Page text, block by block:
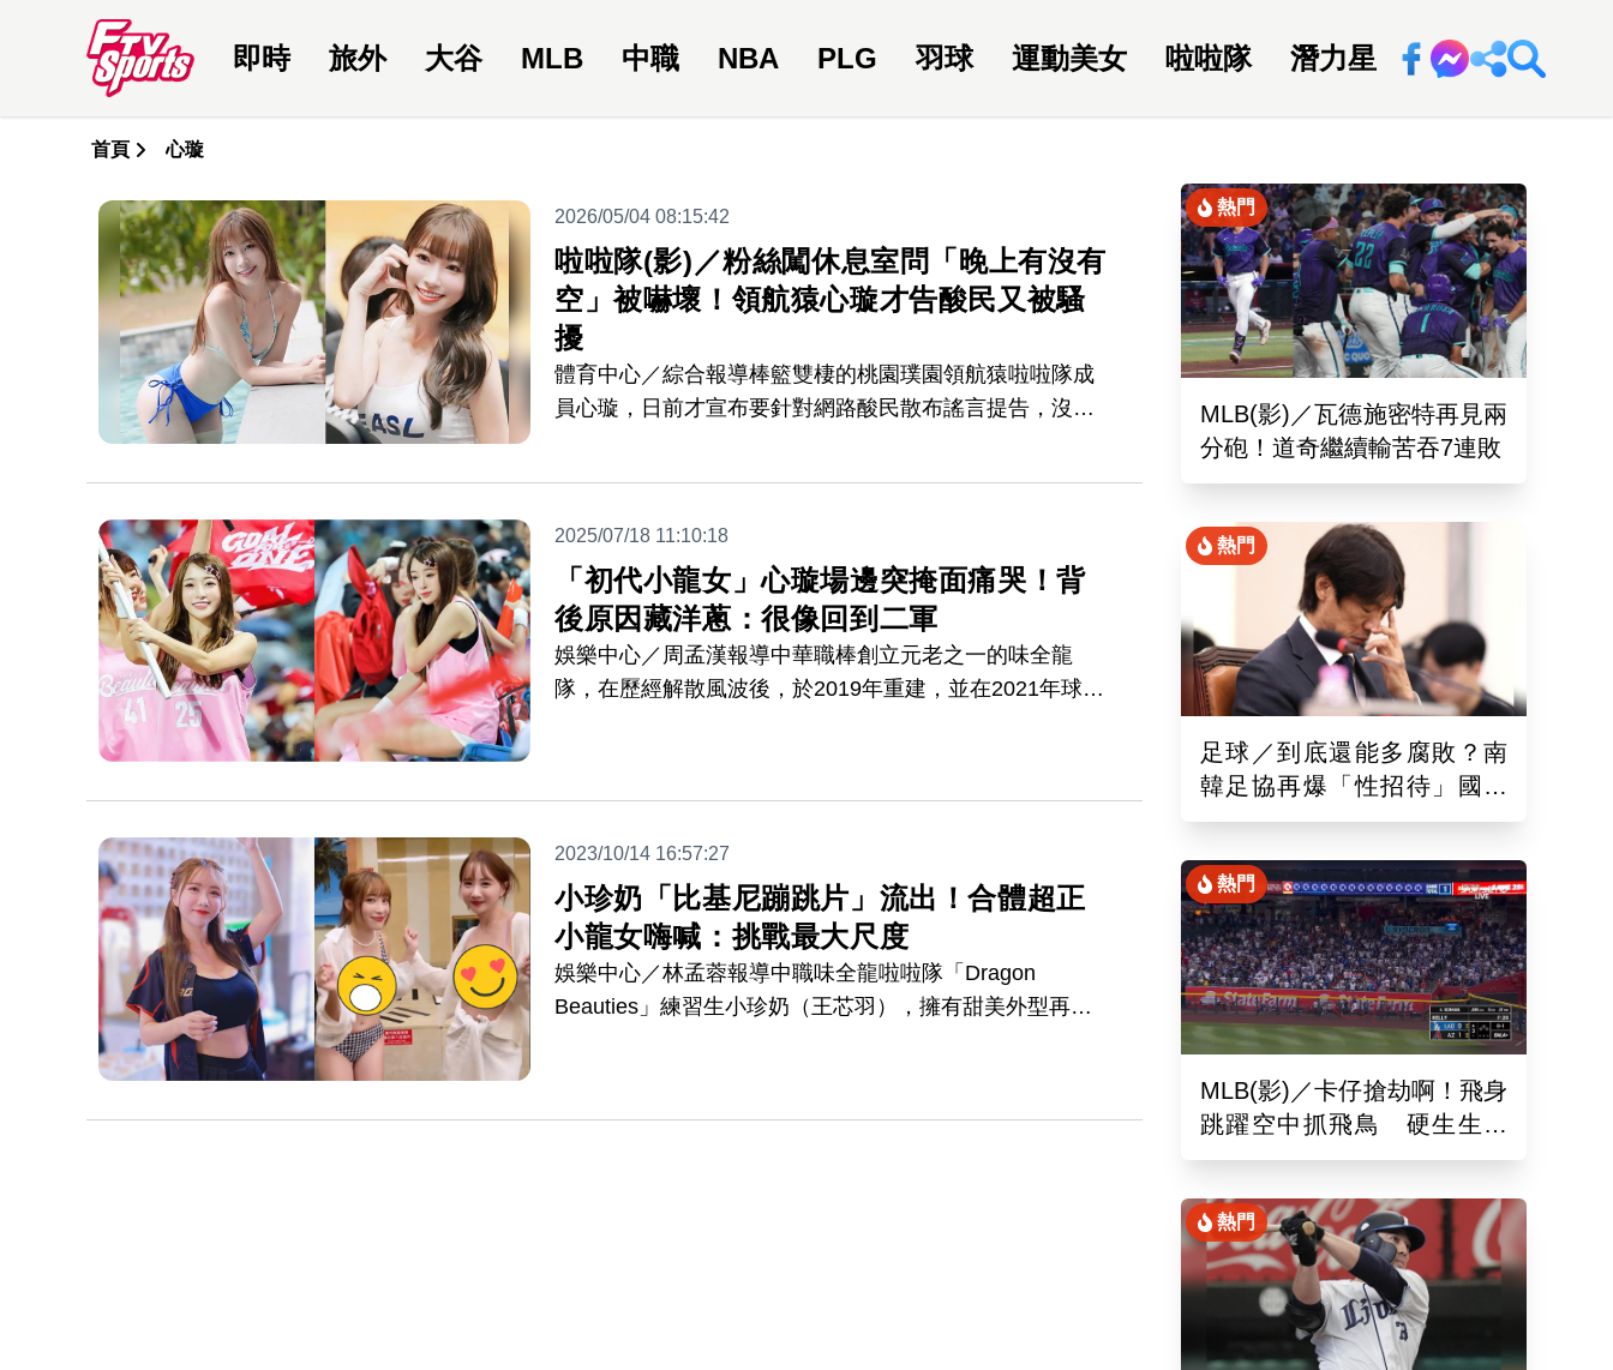
即時 旅外 大谷 MLB 中職 NBA PLG 羽球 運動美女 啦啦隊 潛力星 回新聞網
首頁 心璇
2026/05/04 08:15:42
啦啦隊(影)／粉絲闖休息室問「晚上有沒有
空」被嚇壞！領航猿心璇才告酸民又被騷
擾
體育中心／綜合報導棒籃雙棲的桃園璞園領航猿啦啦隊成
員心璇，日前才宣布要針對網路酸民散布謠言提告，沒想
2025/07/18 11:10:18
「初代小龍女」心璇場邊突掩面痛哭！背
後原因藏洋蔥：很像回到二軍
娛樂中心／周孟漢報導中華職棒創立元老之一的味全龍
隊，在歷經解散風波後，於2019年重建，並在2021年球季
2023/10/14 16:57:27
小珍奶「比基尼蹦跳片」流出！合體超正
小龍女嗨喊：挑戰最大尺度
娛樂中心／林孟蓉報導中職味全龍啦啦隊「Dragon
Beauties」練習生小珍奶（王芯羽），擁有甜美外型再加
熱門
MLB(影)／瓦德施密特再見兩
分砲！道奇繼續輸苦吞7連敗
熱門
足球／到底還能多腐敗？南
韓足協再爆「性招待」國際
裁判！外媒痛批：丟臉丟到
熱門
MLB(影)／卡仔搶劫啊！飛身
跳躍空中抓飛鳥 硬生生沒
收艾德曼追平砲
熱門